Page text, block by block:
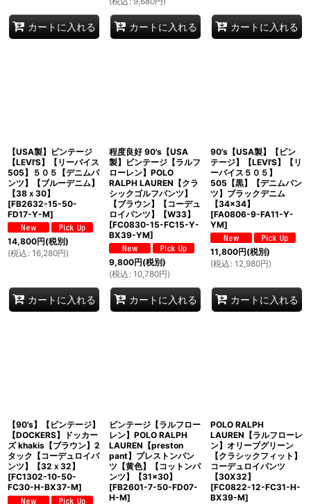
カートに入れる カートに入れる カートに入れる
【USA製】ビンテージ
【LEVI'S】【リーバイス
505】５０５【デニムパ
ンツ】【ブルーデニム】
【38ｘ30】
[FB2632-15-50-
FD17-Y-M]
14,800円(税別)
(税込 : 16,280円)
カートに入れる
程度良好 90's【USA
製】ビンテージ【ラルフ
ローレン】POLO
RALPH LAUREN【クラ
シックゴルフパンツ】
【ブラウン】【コーデュ
ロイパンツ】【W33】
[FC0830-15-FC15-Y-
BX39-YM]
9,800円(税別)
(税込 : 10,780円)
カートに入れる
90's【USA製】【ビン
テージ】【LEVI'S】【リ
ーバイス５０５】
505【黒】【デニムパン
ツ】ブラックデニム
【34×34】
[FA0806-9-FA11-Y-
YM]
11,800円(税別)
(税込 : 12,980円)
カートに入れる
【90's】【ビンテージ】
【DOCKERS】ドッカー
ズ khakis【ブラウン】2
タック【コーデュロイパ
ンツ】【32ｘ32】
[FC1302-10-50-
FC30-H-BX37-M]
ビンテージ【ラルフロー
レン】POLO RALPH
LAUREN【preston
pant】プレストンパン
ツ【黄色】【コットンパ
ンツ】【31×30】
[FB2601-7-50-FD07-
H-M]
POLO RALPH
LAUREN【ラルフローレ
ン】オリーブグリーン
【クラシックフィット】
コーデュロイパンツ
【30X32】
[FC0822-12-FC31-H-
BX39-M]